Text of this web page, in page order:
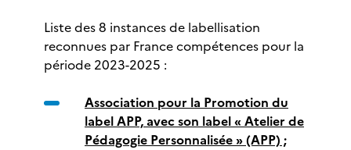
Liste des 8 instances de labellisation
reconnues par France compétences pour la
période 2023-2025 :
Association pour la Promotion du
label APP, avec son label « Atelier de
Pédagogie Personnalisée » (APP) ;